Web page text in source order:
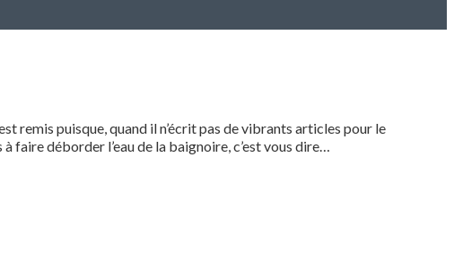
remis puisque, quand il n’écrit pas de vibrants articles pour le
faire déborder l’eau de la baignoire, c’est vous dire…